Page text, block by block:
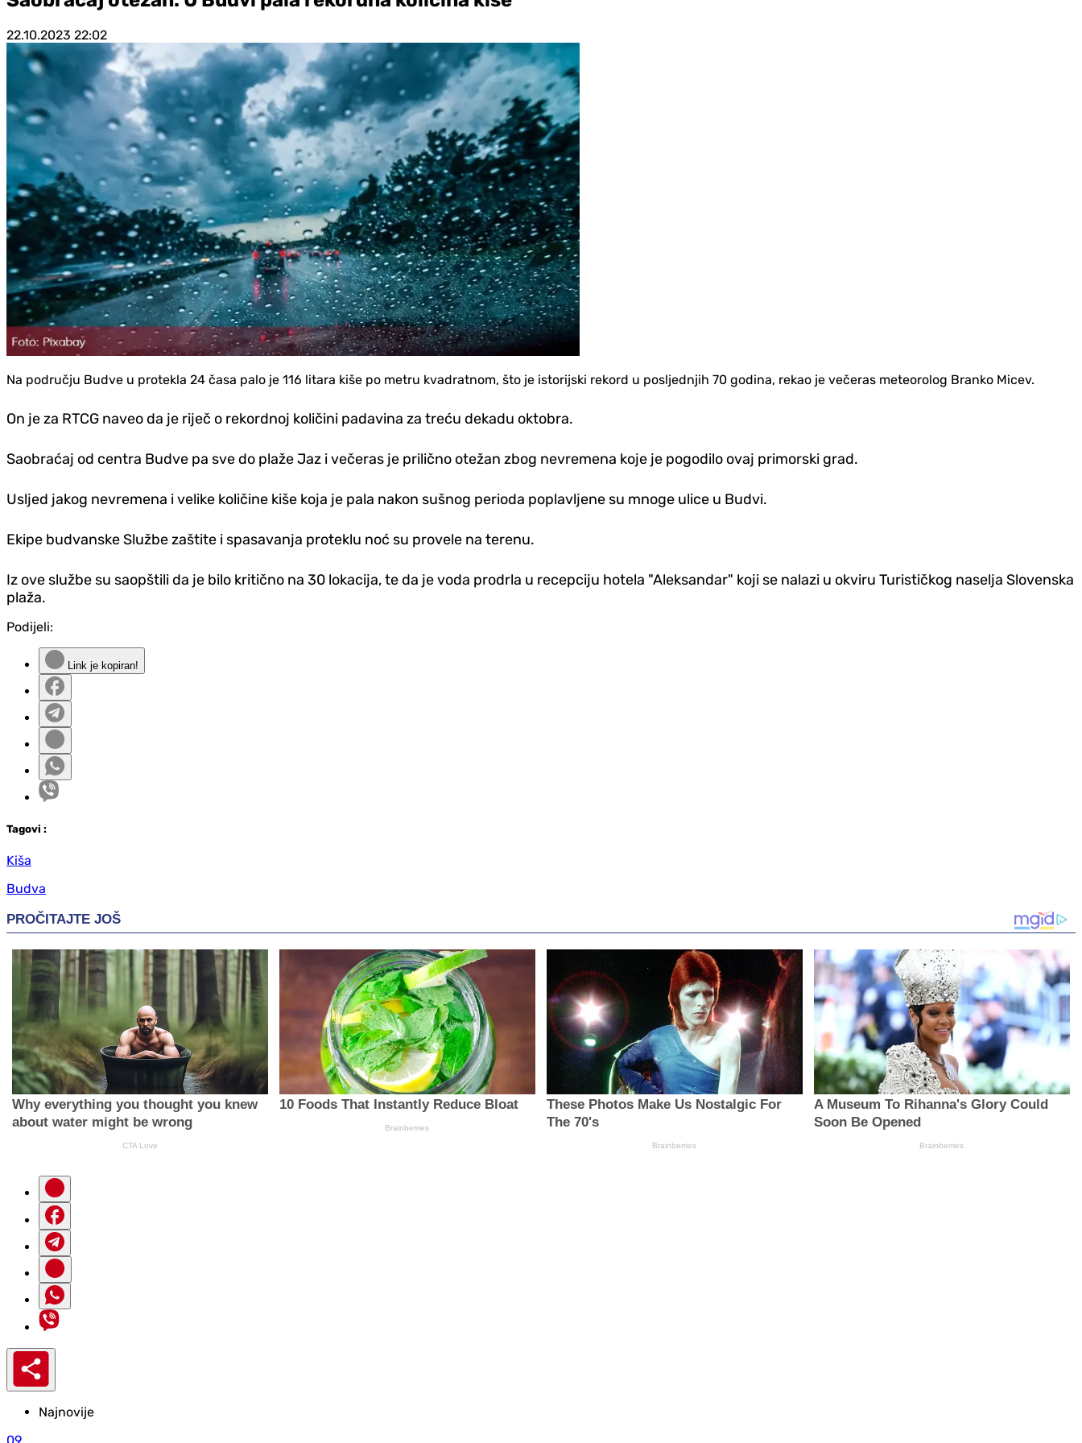
22.10.2023 22:02
Na području Budve u protekla 24 časa palo je 116 litara kiše po metru kvadratnom, što je istorijski rekord u posljednjih 70 godina, rekao je večeras meteorolog Branko Micev.
On je za RTCG naveo da je riječ o rekordnoj količini padavina za treću dekadu oktobra.
Saobraćaj od centra Budve pa sve do plaže Jaz i večeras je prilično otežan zbog nevremena koje je pogodilo ovaj primorski grad.
Usljed jakog nevremena i velike količine kiše koja je pala nakon sušnog perioda poplavljene su mnoge ulice u Budvi.
Ekipe budvanske Službe zaštite i spasavanja proteklu noć su provele na terenu.
Iz ove službe su saopštili da je bilo kritično na 30 lokacija, te da je voda prodrla u recepciju hotela "Aleksandar" koji se nalazi u okviru Turističkog naselja Slovenska
plaža.
Podijeli:
Link je kopiran!
Tagovi :
Kiša
Budva
Najnovije